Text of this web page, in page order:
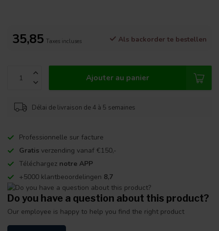
35,85 Taxes incluses Als backorder te bestellen
Ajouter au panier
Délai de livraison de 4 à 5 semaines
Professionnelle sur facture
Gratis verzending vanaf €150,-
Téléchargez notre APP
+5000 klantbeoordelingen 8,7
Do you have a question about this product?
Our employee is happy to help you find the right product